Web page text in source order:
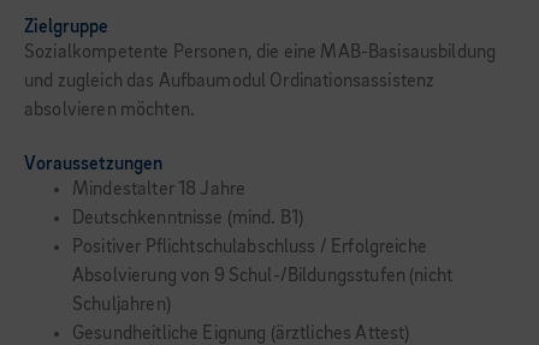
Zielgruppe
Sozialkompetente Personen, die eine MAB-Basisausbildung
und zugleich das Aufbaumodul Ordinationsassistenz
absolvieren möchten.
Voraussetzungen
Mindestalter 18 Jahre
Deutschkenntnisse (mind. B1)
Positiver Pflichtschulabschluss / Erfolgreiche
Absolvierung von 9 Schul-/Bildungsstufen (nicht
Schuljahren)
Gesundheitliche Eignung (ärztliches Attest)